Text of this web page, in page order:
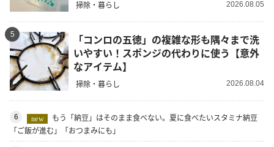
掃除・暮らし 2026.08.05
5
「コンロの五徳」の複雑な形も隅々まで洗
いやすい！スポンジの代わりに使う【意外
なアイテム】
掃除・暮らし 2026.08.04
6 new
もう「納豆」はそのまま食べない。夏に食べたいスタミナ納豆
「ご飯が進む」「おつまみにも」